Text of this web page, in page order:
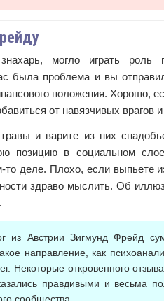
могло играть роль
была проблема и вы
положения. Хорошо,
от навязчивых
и варите из них
позицию в социальном
то деле. Плохо, если
здраво мыслить. Об
из Австрии Зигмунд Фрейд
направление, как
Некоторые откровенного
правдивыми и весьма